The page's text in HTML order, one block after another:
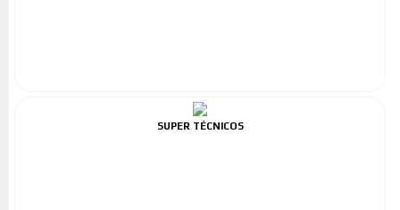
SUPER TÉCNICOS